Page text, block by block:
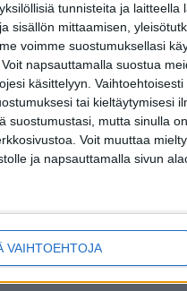
tunnisteita ja
sisällön mittaamisen,
voimme suostumuksellasi
napsauttamalla suostua
käsittelyyn.
tai kieltäytymisesi
suostumustasi, mutta sinulla
Voit muuttaa
ja napsauttamalla sivun
VAIHTOEHTOJA
Ne muuttavat
hoitaa kipu- ja
kalvorakenteita
on
pääsee eroon,
asiantuntevasta